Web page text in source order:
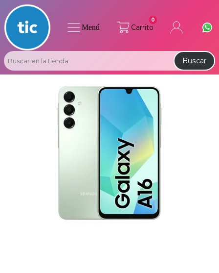
Carrito
0
Buscar
Menú